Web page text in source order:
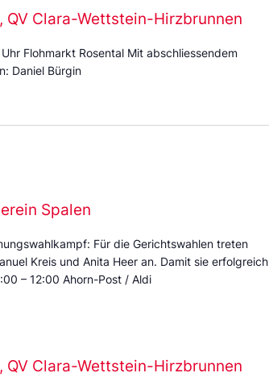
Clara-Wettstein-Hirzbrunnen
Flohmarkt Rosental Mit abschliessendem
Daniel Bürgin
Spalen
Für die Gerichtswahlen treten
Kreis und Anita Heer an. Damit sie erfolgreich
– 12:00 Ahorn-Post / Aldi
Clara-Wettstein-Hirzbrunnen